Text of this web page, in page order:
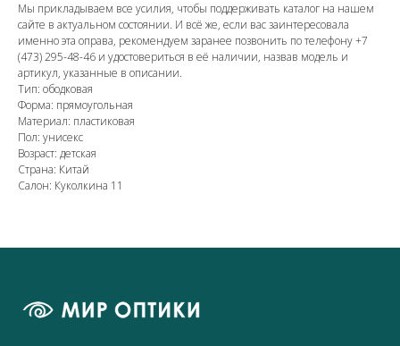
Мы прикладываем все усилия, чтобы поддерживать каталог на нашем
сайте в актуальном состоянии. И всё же, если вас заинтересовала
именно эта оправа, рекомендуем заранее позвонить по телефону+7
(473) 295-48-46 и удостовериться в её наличии, назвав модель и
артикул, указанные в описании.
Тип: ободковая
Форма: прямоугольная
Материал: пластиковая
Пол: унисекс
Возраст: детская
Страна: Китай
Салон: Куколкина 11